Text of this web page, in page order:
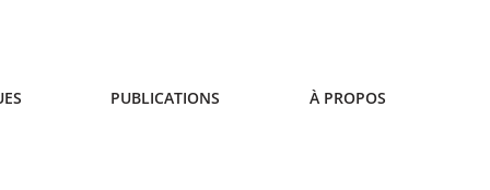
PUBLICATIONS À PROPOS